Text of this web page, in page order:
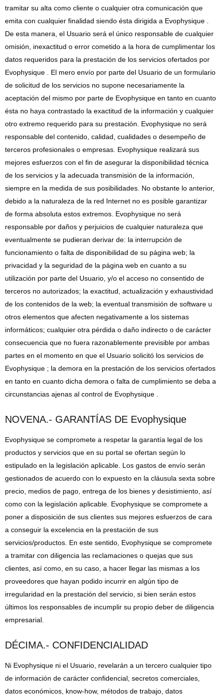
tramitar su alta como cliente o cualquier otra comunicación que
emita con cualquier finalidad siendo ésta dirigida a Evophysique .
De esta manera, el Usuario será el único responsable de cualquier
omisión, inexactitud o error cometido a la hora de cumplimentar los
datos requeridos para la prestación de los servicios ofertados por
Evophysique . El mero envío por parte del Usuario de un formulario
de solicitud de los servicios no supone necesariamente la
aceptación del mismo por parte de Evophysique en tanto en cuanto
ésta no haya contrastado la exactitud de la información y cualquier
otro extremo requerido para su prestación. Evophysique no será
responsable del contenido, calidad, cualidades o desempeño de
terceros profesionales o empresas. Evophysique realizará sus
mejores esfuerzos con el fin de asegurar la disponibilidad técnica
de los servicios y la adecuada transmisión de la información,
siempre en la medida de sus posibilidades. No obstante lo anterior,
debido a la naturaleza de la red Internet no es posible garantizar
de forma absoluta estos extremos. Evophysique no será
responsable por daños y perjuicios de cualquier naturaleza que
eventualmente se pudieran derivar de: la interrupción de
funcionamiento o falta de disponibilidad de su página web; la
privacidad y la seguridad de la página web en cuanto a su
utilización por parte del Usuario, y/o el acceso no consentido de
terceros no autorizados; la exactitud, actualización y exhaustividad
de los contenidos de la web; la eventual transmisión de software u
otros elementos que afecten negativamente a los sistemas
informáticos; cualquier otra pérdida o daño indirecto o de carácter
consecuencia que no fuera razonablemente previsible por ambas
partes en el momento en que el Usuario solicitó los servicios de
Evophysique ; la demora en la prestación de los servicios ofertados
en tanto en cuanto dicha demora o falta de cumplimiento se deba a
circunstancias ajenas al control de Evophysique .
NOVENA.- GARANTÍAS DE Evophysique
Evophysique se compromete a respetar la garantía legal de los
productos y servicios que en su portal se ofertan según lo
estipulado en la legislación aplicable. Los gastos de envío serán
gestionados de acuerdo con lo expuesto en la cláusula sexta sobre
precio, medios de pago, entrega de los bienes y desistimiento, así
como con la legislación aplicable. Evophysique se compromete a
poner a disposición de sus clientes sus mejores esfuerzos de cara
a conseguir la excelencia en la prestación de sus
servicios/productos. En este sentido, Evophysique se compromete
a tramitar con diligencia las reclamaciones o quejas que sus
clientes, así como, en su caso, a hacer llegar las mismas a los
proveedores que hayan podido incurrir en algún tipo de
irregularidad en la prestación del servicio, si bien serán estos
últimos los responsables de incumplir su propio deber de diligencia
empresarial.
DÉCIMA.- CONFIDENCIALIDAD
Ni Evophysique ni el Usuario, revelarán a un tercero cualquier tipo
de información de carácter confidencial, secretos comerciales,
datos económicos, know-how, métodos de trabajo, datos